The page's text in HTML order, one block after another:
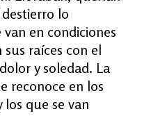
lo
en condiciones
raíces con el
y soledad. La
reconoce en los
que se van